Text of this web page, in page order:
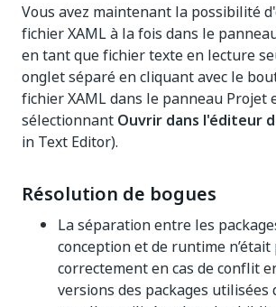
Vous avez maintenant la possibilité
fichier XAML à la fois dans le
en tant que fichier texte en lecture
onglet séparé en cliquant avec le
fichier XAML dans le panneau Projet
sélectionnant Ouvrir dans l'éditeur
in Text Editor).
Résolution de bogues
La séparation entre les
conception et de runtime n’était
correctement en cas de conflit
versions des packages utilisées